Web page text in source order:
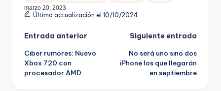
marzo 20, 2023
Última actualización el 10/10/2024
Navegación
de
entradas
Entrada anterior
Ciber rumores: Nuevo
Xbox 720 con
procesador AMD
Siguiente entrada
No será uno sino dos
iPhone los que llegarán
en septiembre